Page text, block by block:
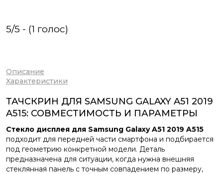
5/5 - (1 голос)
Описание
Характеристики
ТАЧСКРИН ДЛЯ SAMSUNG GALAXY A51 2019
A515: СОВМЕСТИМОСТЬ И ПАРАМЕТРЫ
Стекло дисплея для Samsung Galaxy A51 2019 A515
подходит для передней части смартфона и подбирается
под геометрию конкретной модели. Деталь
предназначена для ситуации, когда нужна внешняя
стеклянная панель с точным совпадением по размеру,